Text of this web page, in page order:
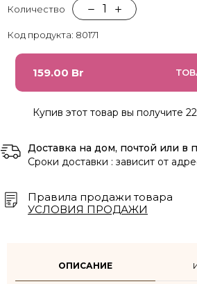
ОПИСАНИЕ
Количество 1
Код продукта: 80171
159.00 Br
Купив этот товар вы получите
Доставка на дом, почтой или в
Сроки доставки : зависит от
Правила продажи товара
УСЛОВИЯ ПРОДАЖИ